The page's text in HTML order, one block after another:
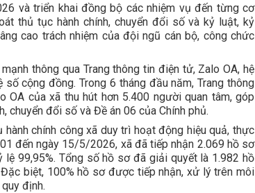
và triển khai đồng bộ các nhiệm vụ đến từng cơ
thủ tục hành chính, chuyển đổi số và kỷ luật, kỷ
cao trách nhiệm của đội ngũ cán bộ, công chức
thông qua Trang thông tin điện tử, Zalo OA, hệ
cộng đồng. Trong 6 tháng đầu năm, Trang thông
của xã thu hút hơn 5.400 người quan tâm, góp
chuyển đổi số và Đề án 06 của Chính phủ.
chính công xã duy trì hoạt động hiệu quả, thực
đến ngày 15/5/2026, xã đã tiếp nhận 2.069 hồ sơ
99,95%. Tổng số hồ sơ đã giải quyết là 1.982 hồ
biệt, 100% hồ sơ được tiếp nhận, xử lý trên môi
định.